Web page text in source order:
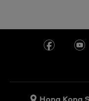
Hong Kong